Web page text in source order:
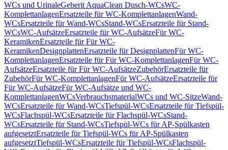
WCs und UrinaleGeberit AquaClean Dusch-WCsWC-
KomplettanlagenErsatzteile für WC-KomplettanlagenWand-
WCsErsatzteile für Wand-WCsStand-WCsErsatzteile für Stand-
WCsWC-AufsätzeErsatzteile für WC-AufsätzeFür WC-
KeramikenErsatzteile für Für WC-
KeramikenDesignplattenErsatzteile für DesignplattenFür WC-
KomplettanlagenErsatzteile für Für WC-KomplettanlagenFür WC-
AufsätzeErsatzteile für Für WC-AufsätzeZubehörErsatzteile für
ZubehörFür WC-KomplettanlagenFür WC-AufsätzeErsatzteile für
Für WC-AufsätzeFür WC-Aufsätze und WC-
KomplettanlagenWCsVerbrauchsmaterialWCs und WC-SitzeWand-
WCsErsatzteile für Wand-WCsTiefspül-WCsErsatzteile für Tiefspül-
WCsFlachspül-WCsErsatzteile für Flachspül-WCsStand-
WCsErsatzteile für Stand-WCsTiefspül-WCs für AP-Spülkasten
aufgesetztErsatzteile für Tiefspül-WCs für AP-Spülkasten
aufgesetztTiefspül-WCsErsatzteile für Tiefspül-WCsFlachspül-